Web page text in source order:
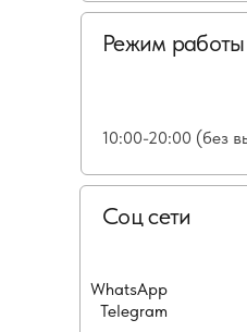
Режим работы
10:00-20:00 (без
Соц сети
WhatsApp
Telegram